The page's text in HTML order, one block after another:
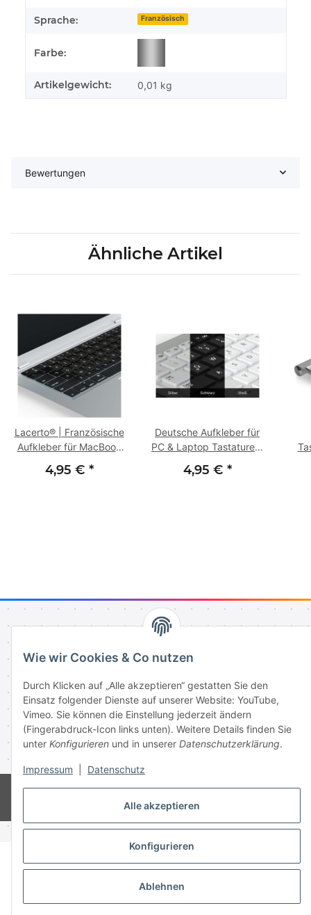
Alle akzeptieren
Konfigurieren
Ablehnen
Wie wir Cookies & Co nutzen
Durch Klicken auf „Alle akzeptieren“ gestatten Sie den
Einsatz folgender Dienste auf unserer Website: YouTube,
Vimeo. Sie können die Einstellung jederzeit ändern
(Fingerabdruck-Icon links unten). Weitere Details finden Sie
unter Konfigurieren und in unserer Datenschutzerklärung.
Impressum Datenschutz
Sprache: Französisch
Farbe:
Artikelgewicht: 0,01 kg
Bewertungen
Ähnliche Artikel
Lacerto® | Französische
Aufkleber für MacBook
4,95 € *
Deutsche Aufkleber für
PC & Laptop Tastaturen,
4,95 € *
Vertrag widerrufen
© 2003-2026 Keystickers.de
Powered byJTL-Shop